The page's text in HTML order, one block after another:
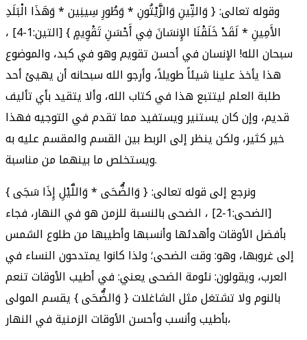
وقوله تعالى: { وَالتِّينِ وَالزَّيْتُونِ * وَطُورِ سِينِين * وَهَذَا الْبَلَدِ
الأَمِينِ * لَقَدْ خَلَقْنَا الإِنسَانَ فِي أَحْسَنِ تَقْوِيمٍ } [التين:1-4] ،
سبحان الله! الإنسان في أحسن تقويم وهو في كبد، والموضوع
هذا يأخذ علينا شيئاً طويلاً، وأرجو الله سبحانه أن يهيئ أحد
طلبة العلم ليتتبع هذا في كتاب الله، وألا يتقيد بأي تأليف
قديم، وإن كان يستنير ويستفيد مما تقدم في التوجيه فهذا
خير كثير، ولكن ينظر إلى الربط بين القسم والمقسم عليه به
ويستخلص ما بينهما من مناسبة.
ونرجع إلى قوله تعالى: { وَالضُّحَى * وَاللَّيْلِ إِذَا سَجَى }
[الضحى:1-2] ، الضحى بالنسبة للزمن هو في النهار، فجاء
بأفضل الأوقات وأهدئها وأنسبها وأطيبها من طلوع الشمس
إلى غروبها، وهو: وقت الضحى؛ ولذا كانوا يمتدحون النساء في
العرب، ويقولون: نئومة الضحى يعني: في أطيب الأوقات تنعم
بالنوم ولا تشتغل مثل الشاغلات { وَالضُّحَى } يقسم المولى
بأطيب وأنسب وأحسن الأوقات الزمنية في النهار،